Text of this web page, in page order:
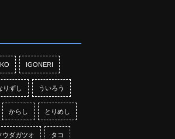
IGONERI
りずし ういろう
からし とりめし
ウダガツオ タコ